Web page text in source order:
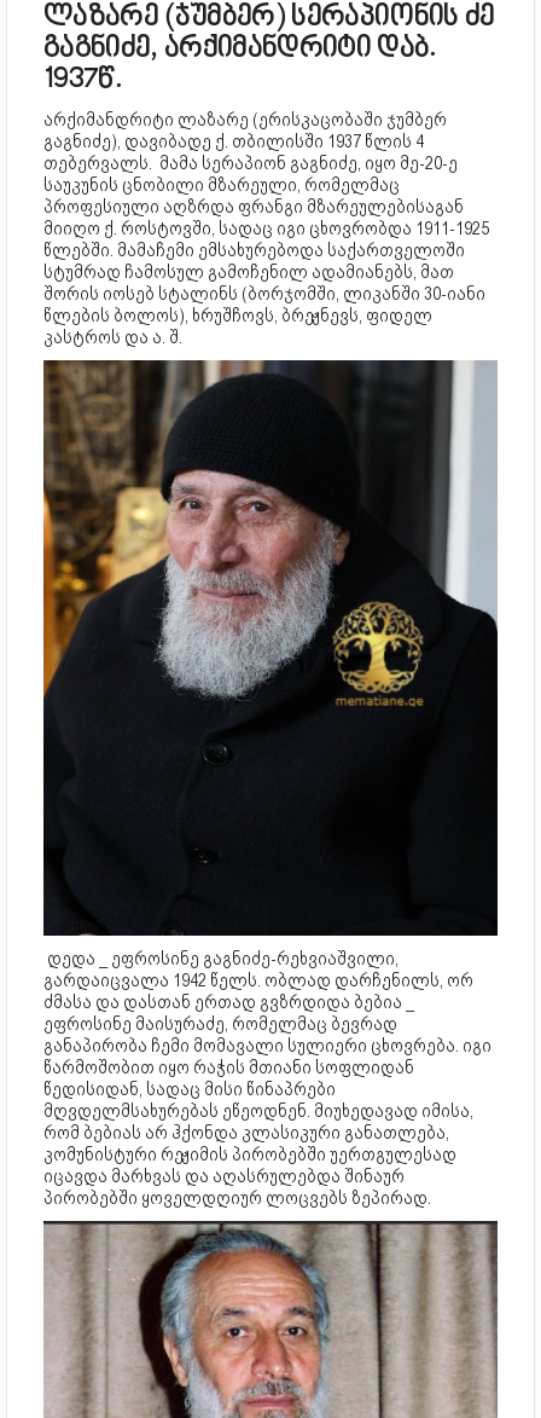
ლაზარე (ჯუმბერ) სერაპიონის ძე
გაგნიძე, არქიმანდრიტი დაბ.
1937წ.
არქიმანდრიტი ლაზარე (ერისკაცობაში ჯუმბერ
გაგნიძე), დავიბადე ქ. თბილისში 1937 წლის 4
თებერვალს. მამა სერაპიონ გაგნიძე, იყო მე-20-ე
საუკუნის ცნობილი მზარეული, რომელმაც
პროფესიული აღზრდა ფრანგი მზარეულებისაგან
მიიღო ქ. როსტოვში, სადაც იგი ცხოვრობდა 1911-1925
წლებში. მამაჩემი ემსახურებოდა საქართველოში
სტუმრად ჩამოსულ გამოჩენილ ადამიანებს, მათ
შორის იოსებ სტალინს (ბორჯომში, ლიკანში 30-იანი
წლების ბოლოს), ხრუშჩოვს, ბრეჟნევს, ფიდელ
კასტროს და ა. შ.
დედა _ ეფროსინე გაგნიძე-რეხვიაშვილი,
გარდაიცვალა 1942 წელს. ობლად დარჩენილს, ორ
ძმასა და დასთან ერთად გვზრდიდა ბებია _
ეფროსინე მაისურაძე, რომელმაც ბევრად
განაპირობა ჩემი მომავალი სულიერი ცხოვრება. იგი
წარმოშობით იყო რაჭის მთიანი სოფლიდან
წედისიდან, სადაც მისი წინაპრები
მღვდელმსახურებას ეწეოდნენ. მიუხედავად იმისა,
რომ ბებიას არ ჰქონდა კლასიკური განათლება,
კომუნისტური რეჟიმის პირობებში უერთგულესად
იცავდა მარხვას და აღასრულებდა შინაურ
პირობებში ყოველდღიურ ლოცვებს ზეპირად.